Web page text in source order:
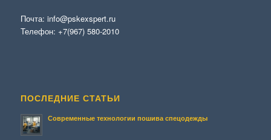
Почта: info@pskexspert.ru
Телефон: +7(967) 580-2010
ПОСЛЕДНИЕ СТАТЬИ
Современные технологии пошива спецодежды